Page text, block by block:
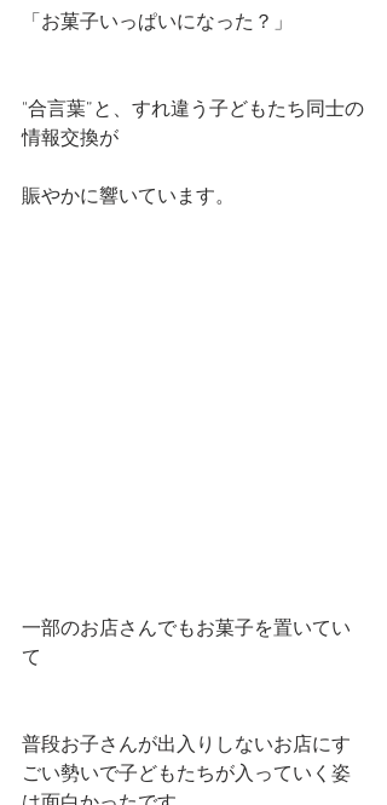
「お菓子いっぱいになった？」
"合言葉”と、すれ違う子どもたち同士の
情報交換が
賑やかに響いています。
一部のお店さんでもお菓子を置いてい
て
普段お子さんが出入りしないお店にす
ごい勢いで子どもたちが入っていく姿